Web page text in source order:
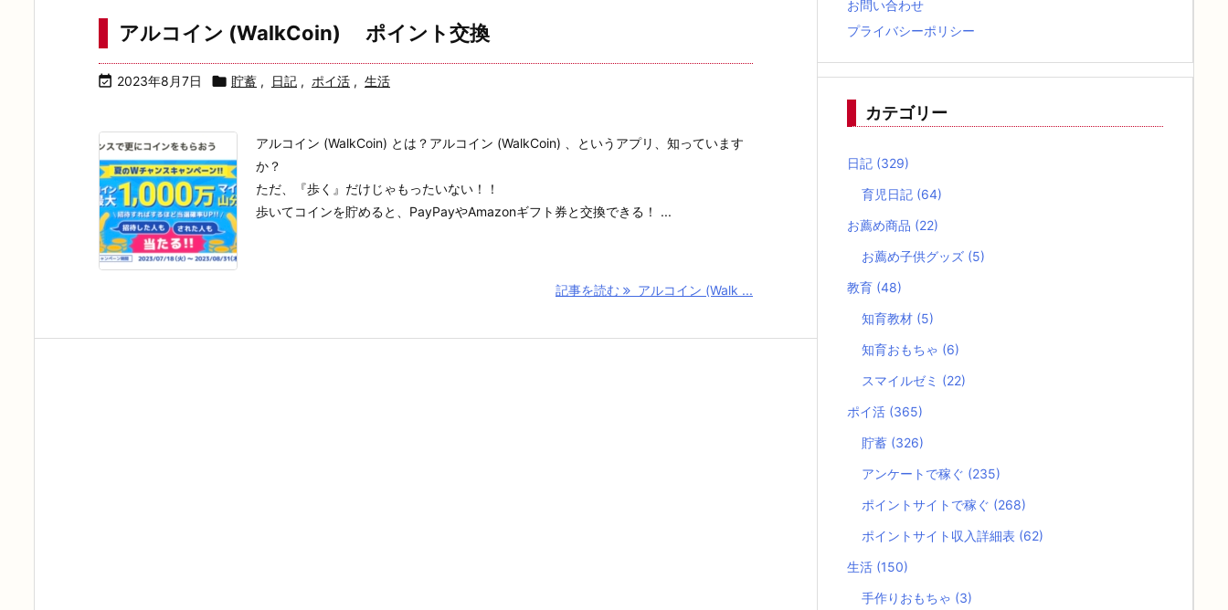
アルコイン (WalkCoin) ポイント交換
 2023年8月7日  貯蓄 , 日記 , ポイ活 , 生活
アルコイン (WalkCoin) とは？アルコイン (WalkCoin) 、というアプリ、知っています
か？
ただ、『歩く』だけじゃもったいない！！
歩いてコインを貯めると、PayPayやAmazonギフト券と交換できる！ ...
記事を読む アルコイン (Walk ...
お問い合わせ
プライバシーポリシー
カテゴリー
日記 (329)
育児日記 (64)
お薦め商品 (22)
お薦め子供グッズ (5)
教育 (48)
知育教材 (5)
知育おもちゃ (6)
スマイルゼミ (22)
ポイ活 (365)
貯蓄 (326)
アンケートで稼ぐ (235)
ポイントサイトで稼ぐ (268)
ポイントサイト収入詳細表 (62)
生活 (150)
手作りおもちゃ (3)